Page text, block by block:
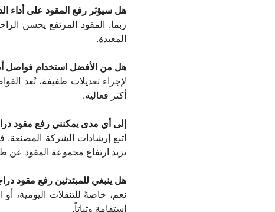
هل سيؤثر رفع المقود على أداء
ربما. المقود المرتفع يحسن
المعبدة.
هل من الأفضل استخدام فواصل
لإجراء تعديلات طفيفة، تُعد
أكثر فعالية.
إلى أي مدى يمكنني رفع مقود
اتبع إرشادات الشركة المصنعة.
تزيد ارتفاع مجموعة المقود عن
هل ينبغي للمبتدئين رفع مقود
نعم، خاصةً للتنقلات اليومية،
استقامة وثباتاً.